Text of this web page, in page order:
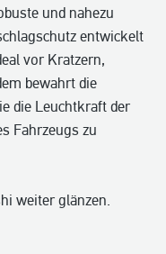
und nahezu
entwickelt
vor Kratzern,
bewahrt die
die Leuchtkraft der
Fahrzeugs zu
weiter glänzen.